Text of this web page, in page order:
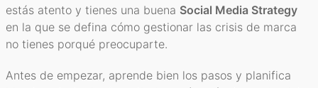
estás atento y tienes una buena Social Media Strategy
en la que se defina cómo gestionar las crisis de marca
no tienes porqué preocuparte.
Antes de empezar, aprende bien los pasos y planifica